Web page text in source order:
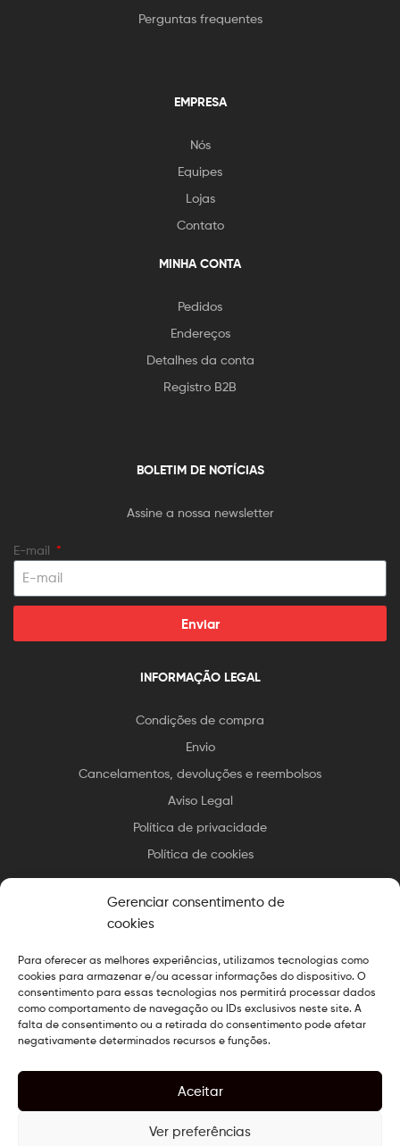
Gerenciar consentimento de
cookies
Para oferecer as melhores experiências, utilizamos tecnologias como
cookies para armazenar e/ou acessar informações do dispositivo. O
consentimento para essas tecnologias nos permitirá processar dados
como comportamento de navegação ou IDs exclusivos neste site. A
falta de consentimento ou a retirada do consentimento pode afetar
negativamente determinados recursos e funções.
Aceitar
Ver preferências
Perguntas frequentes
EMPRESA
Nós
Equipes
Lojas
Contato
MINHA CONTA
Pedidos
Endereços
Detalhes da conta
Registro B2B
BOLETIM DE NOTÍCIAS
Assine a nossa newsletter
E-mail
Enviar
INFORMAÇÃO LEGAL
Condições de compra
Envio
Cancelamentos, devoluções e reembolsos
Aviso Legal
Política de privacidade
Política de cookies
Direitos autorais © 2025 Essax.Todos os direitos reservados.
Design preparado porO Web Chef